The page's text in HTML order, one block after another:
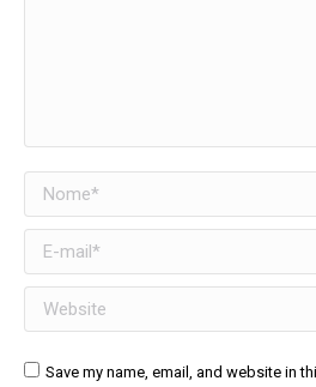
Nome *
E-mail *
Website
Save my name, email, and website in